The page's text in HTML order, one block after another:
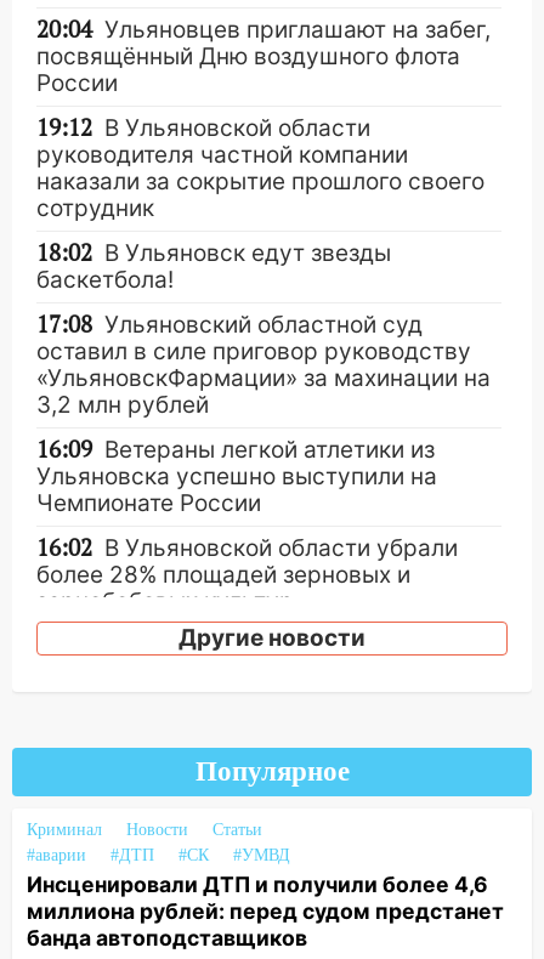
20:04 Ульяновцев приглашают на забег,
посвящённый Дню воздушного флота
России
19:12 В Ульяновской области
руководителя частной компании
наказали за сокрытие прошлого своего
сотрудник
18:02 В Ульяновск едут звезды
баскетбола!
17:08 Ульяновский областной суд
оставил в силе приговор руководству
«УльяновскФармации» за махинации на
3,2 млн рублей
16:09 Ветераны легкой атлетики из
Ульяновска успешно выступили на
Чемпионате России
16:02 В Ульяновской области убрали
более 28% площадей зерновых и
зернобобовых культур
15:51
Бросила кирпич в жену брата: в
15:47 На улице Радищева сбили
курьера: крупная авария в Ульяновске
15:15
Проводил до квартиры и ограбил:
новый кавалер женщины оказался
рецидивистом
14:26 В Ульяновске ограничат движение
по улице Ефремова
Другие новости
Популярное
Криминал Новости
Статьи
#аварии
#ДТП #СК #УМВД
Инсценировали ДТП и получили более 4,6
миллиона рублей: перед судом предстанет
банда автоподставщиков